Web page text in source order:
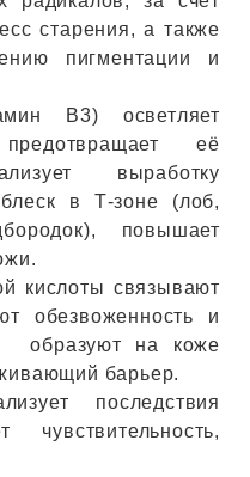
старения, а также
пигментации и
B3) осветляет
её
выработку
в Т-зоне (лоб,
повышает
кислоты связывают
обезвоженность и
образуют на коже
барьер.
последствия
чувствительность,